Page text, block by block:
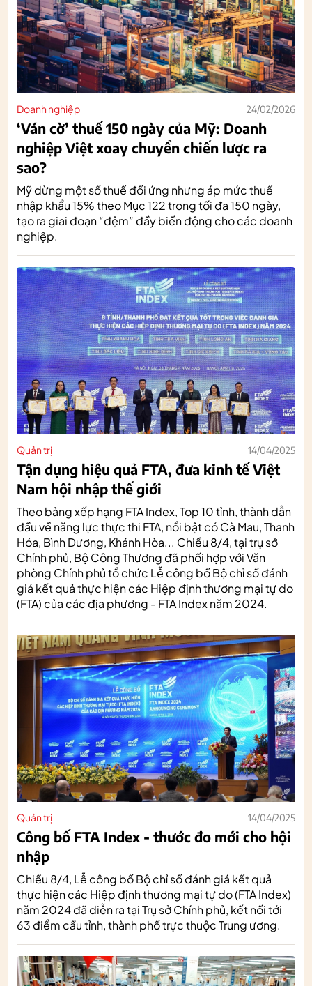
Doanh nghiệp 24/02/2026
‘Ván cờ’ thuế 150 ngày của Mỹ: Doanh
nghiệp Việt xoay chuyển chiến lược ra
sao?
Mỹ dừng một số thuế đối ứng nhưng áp mức thuế
nhập khẩu 15% theo Mục 122 trong tối đa 150 ngày,
tạo ra giai đoạn “đệm” đầy biến động cho các doanh
nghiệp.
Quản trị 14/04/2025
Tận dụng hiệu quả FTA, đưa kinh tế Việt
Nam hội nhập thế giới
Theo bảng xếp hạng FTA Index, Top 10 tỉnh, thành dẫn
đầu về năng lực thực thi FTA, nổi bật có Cà Mau, Thanh
Hóa, Bình Dương, Khánh Hòa... Chiều 8/4, tại trụ sở
Chính phủ, Bộ Công Thương đã phối hợp với Văn
phòng Chính phủ tổ chức Lễ công bố Bộ chỉ số đánh
giá kết quả thực hiện các Hiệp định thương mại tự do
(FTA) của các địa phương - FTA Index năm 2024.
Quản trị 14/04/2025
Công bố FTA Index - thước đo mới cho hội
nhập
Chiều 8/4, Lễ công bố Bộ chỉ số đánh giá kết quả
thực hiện các Hiệp định thương mại tự do (FTA Index)
năm 2024 đã diễn ra tại Trụ sở Chính phủ, kết nối tới
63 điểm cầu tỉnh, thành phố trực thuộc Trung ương.